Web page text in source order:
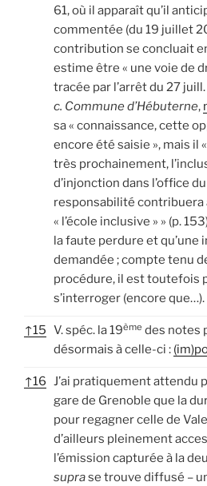
61, où il apparaît qu’il
commentée (du 19 juillet
contribution se concluait
estime être « une voie de
tracée par l’arrêt du 27
c. Commune d’Hébuterne,
sa « connaissance, cette
encore été saisie », mais il
très prochainement,
d’injonction dans l’office
responsabilité contribuera
« l’école inclusive » » (p.
la faute perdure et qu’une
demandée ; compte tenu
procédure, il est toutefois
s’interroger (encore que…).
↑15 V. spéc. la 19ème des notes
désormais à celle-ci :
↑16 J’ai pratiquement attendu
gare de Grenoble que la
pour regagner celle de
d’ailleurs pleinement
l’émission capturée à la
suprase trouve diffusé –